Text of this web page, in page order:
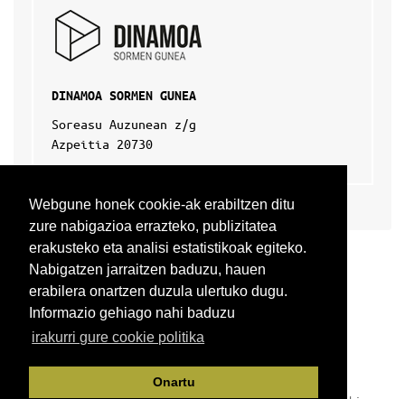
Webgune honek cookie-ak erabiltzen ditu
zure nabigazioa errazteko, publizitatea
erakusteko eta analisi estatistikoak egiteko.
Nabigatzen jarraitzen baduzu, hauen
erabilera onartzen duzula ulertuko dugu.
Informazio gehiago nahi baduzu
irakurri gure cookie politika
Onartu
DINAMOA SORMEN GUNEA
Soreasu Auzunean z/g
Azpeitia 20730